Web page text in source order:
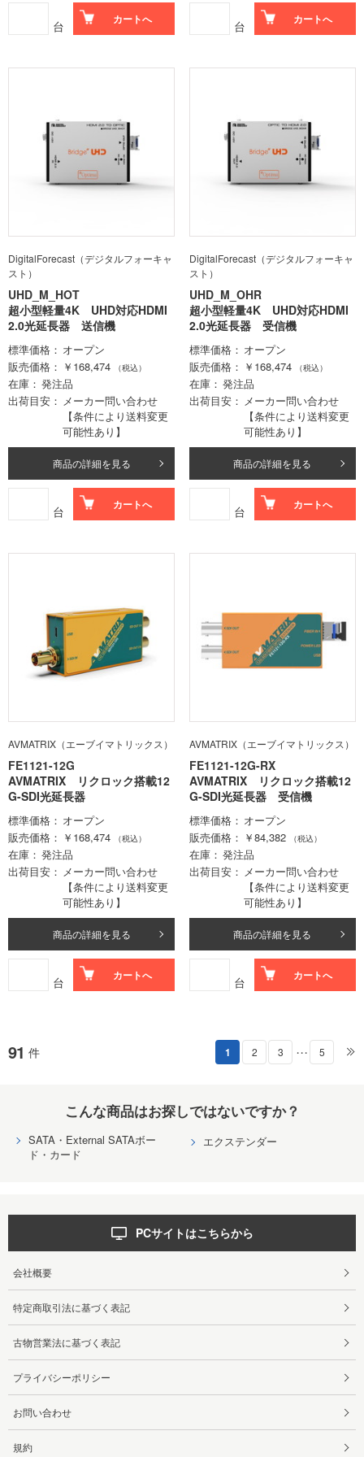
台 カートへ 台 カートへ
DigitalForecast（デジタルフォーキャ
スト）
UHD_M_HOT
超小型軽量4K UHD対応HDMI
2.0光延長器 送信機
標準価格
オープン
販売価格
￥168,474 （税込）
在庫
発注品
出荷目安
メーカー問い合わせ
【条件により送料変更
可能性あり】
商品の詳細を見る
台 カートへ
DigitalForecast（デジタルフォーキャ
スト）
UHD_M_OHR
超小型軽量4K UHD対応HDMI
2.0光延長器 受信機
標準価格
オープン
販売価格
￥168,474 （税込）
在庫
発注品
出荷目安
メーカー問い合わせ
【条件により送料変更
可能性あり】
商品の詳細を見る
台 カートへ
AVMATRIX（エーブイマトリックス）
FE1121-12G
AVMATRIX リクロック搭載12
G-SDI光延長器
標準価格
オープン
販売価格
￥168,474 （税込）
在庫
発注品
出荷目安
メーカー問い合わせ
【条件により送料変更
可能性あり】
商品の詳細を見る
台 カートへ
AVMATRIX（エーブイマトリックス）
FE1121-12G-RX
AVMATRIX リクロック搭載12
G-SDI光延長器 受信機
標準価格
オープン
販売価格
￥84,382 （税込）
在庫
発注品
出荷目安
メーカー問い合わせ
【条件により送料変更
可能性あり】
商品の詳細を見る
台 カートへ
91 件 1 2 3 ・・・ 5
こんな商品はお探しではないですか？
SATA・External SATAボー
ド・カード
エクステンダー
PCサイトはこちらから
会社概要
特定商取引法に基づく表記
古物営業法に基づく表記
プライバシーポリシー
お問い合わせ
規約